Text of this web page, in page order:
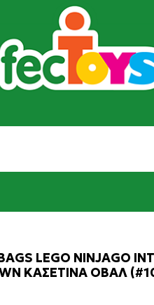
LEGO NINJAGO
ΚΑΣΕΤΙΝΑ ΟΒΑΛ